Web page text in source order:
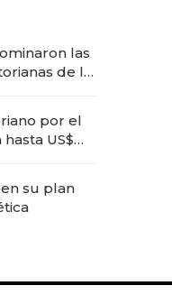
las
de la
por el
US$
su plan